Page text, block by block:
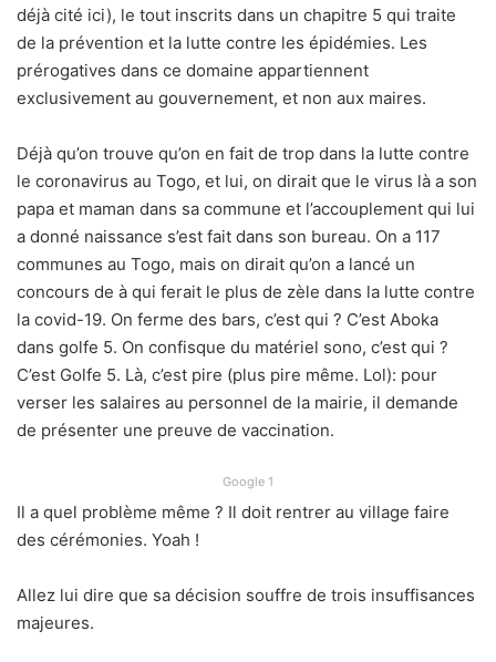
déjà cité ici), le tout inscrits dans un chapitre 5 qui traite
de la prévention et la lutte contre les épidémies. Les
prérogatives dans ce domaine appartiennent
exclusivement au gouvernement, et non aux maires.
Déjà qu’on trouve qu’on en fait de trop dans la lutte contre
le coronavirus au Togo, et lui, on dirait que le virus là a son
papa et maman dans sa commune et l’accouplement qui lui
a donné naissance s’est fait dans son bureau. On a 117
communes au Togo, mais on dirait qu’on a lancé un
concours de à qui ferait le plus de zèle dans la lutte contre
la covid-19. On ferme des bars, c’est qui ? C’est Aboka
dans golfe 5. On confisque du matériel sono, c’est qui ?
C’est Golfe 5. Là, c’est pire (plus pire même. Lol): pour
verser les salaires au personnel de la mairie, il demande
de présenter une preuve de vaccination.
Google 1
Il a quel problème même ? Il doit rentrer au village faire
des cérémonies. Yoah !
Allez lui dire que sa décision souffre de trois insuffisances
majeures.